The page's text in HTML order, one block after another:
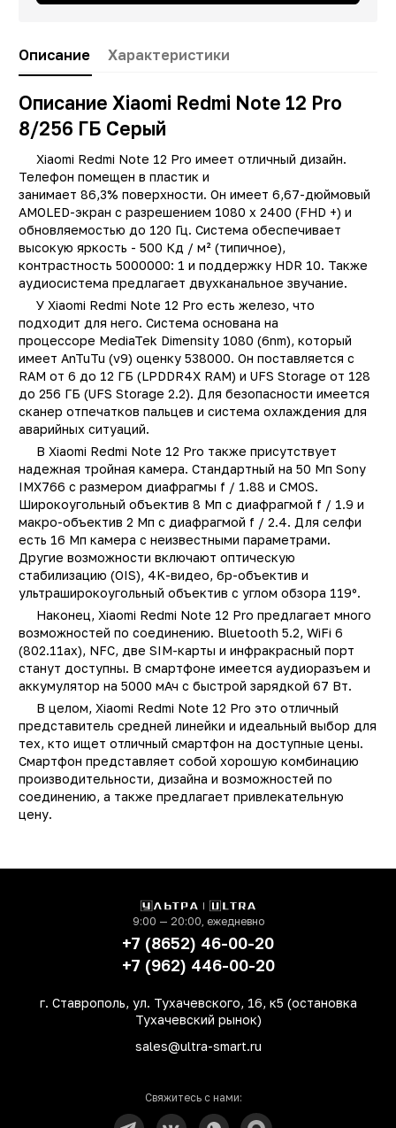
Описание Характеристики
Описание Xiaomi Redmi Note 12 Pro
8/256 ГБ Серый
Xiaomi Redmi Note 12 Pro имеет отличный дизайн.
Телефон помещен в пластик и
занимает 86,3% поверхности. Он имеет 6,67-дюймовый
AMOLED-экран с разрешением 1080 x 2400 (FHD +) и
обновляемостью до 120 Гц. Система обеспечивает
высокую яркость - 500 Кд / м² (типичное),
контрастность 5000000: 1 и поддержку HDR 10. Также
аудиосистема предлагает двухканальное звучание.
У Xiaomi Redmi Note 12 Pro есть железо, что
подходит для него. Система основана на
процессоре MediaTek Dimensity 1080 (6nm), который
имеет AnTuTu (v9) оценку 538000. Он поставляется с
RAM от 6 до 12 ГБ (LPDDR4X RAM) и UFS Storage от 128
до 256 ГБ (UFS Storage 2.2). Для безопасности имеется
сканер отпечатков пальцев и система охлаждения для
аварийных ситуаций.
В Xiaomi Redmi Note 12 Pro также присутствует
надежная тройная камера. Стандартный на 50 Мп Sony
IMX766 с размером диафрагмы f / 1.88 и CMOS.
Широкоугольный объектив 8 Мп с диафрагмой f / 1.9 и
макро-объектив 2 Мп с диафрагмой f / 2.4. Для селфи
есть 16 Мп камера с неизвестными параметрами.
Другие возможности включают оптическую
стабилизацию (OIS), 4K-видео, 6p-объектив и
ультраширокоугольный объектив с углом обзора 119º.
Наконец, Xiaomi Redmi Note 12 Pro предлагает много
возможностей по соединению. Bluetooth 5.2, WiFi 6
(802.11ax), NFC, две SIM-карты и инфракрасный порт
станут доступны. В смартфоне имеется аудиоразъем и
аккумулятор на 5000 мАч с быстрой зарядкой 67 Вт.
В целом, Xiaomi Redmi Note 12 Pro это отличный
представитель средней линейки и идеальный выбор для
тех, кто ищет отличный смартфон на доступные цены.
Смартфон представляет собой хорошую комбинацию
производительности, дизайна и возможностей по
соединению, а также предлагает привлекательную
цену.
данные
изменять цену при
цвета
14289,
память
14278, 14957,
Redmi Note 12
система
LTE (4G)
SIM-карт
память
память
Qualcomm
ядер
фотокамера
от пыли и влаги
карт памяти
пластик/
экрана (Дюйм)
9:00 — 20:00, ежедневно
+7 (8652) 46-00-20
+7 (962) 446-00-20
г. Ставрополь, ул. Тухачевского, 16, к5 (остановка
Тухачевский рынок)
sales@ultra-smart.ru
Свяжитесь с нами: